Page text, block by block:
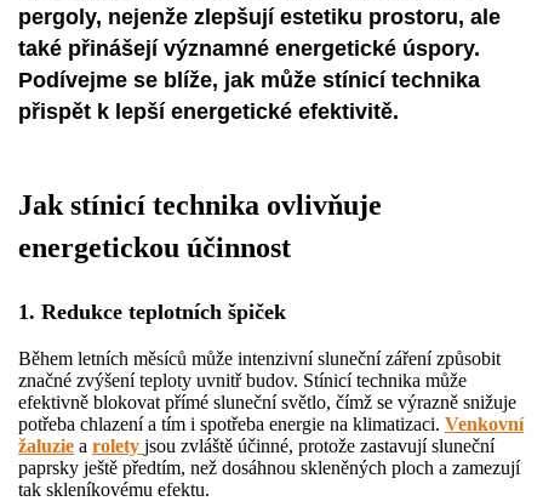
pergoly, nejenže zlepšují estetiku prostoru, ale
také přinášejí významné energetické úspory.
Podívejme se blíže, jak může stínicí technika
přispět k lepší energetické efektivitě.
Jak stínicí technika ovlivňuje
energetickou účinnost
1. Redukce teplotních špiček
Během letních měsíců může intenzivní sluneční záření způsobit
značné zvýšení teploty uvnitř budov. Stínicí technika může
efektivně blokovat přímé sluneční světlo, čímž se výrazně snižuje
potřeba chlazení a tím i spotřeba energie na klimatizaci. Venkovní
žaluzie a rolety jsou zvláště účinné, protože zastavují sluneční
paprsky ještě předtím, než dosáhnou skleněných ploch a zamezují
tak skleníkovému efektu.